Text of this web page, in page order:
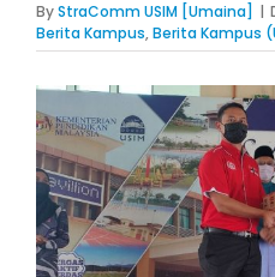
ByStraComm USIM [Umaina] |
Berita Kampus,Berita Kampus
View
Larger
Image